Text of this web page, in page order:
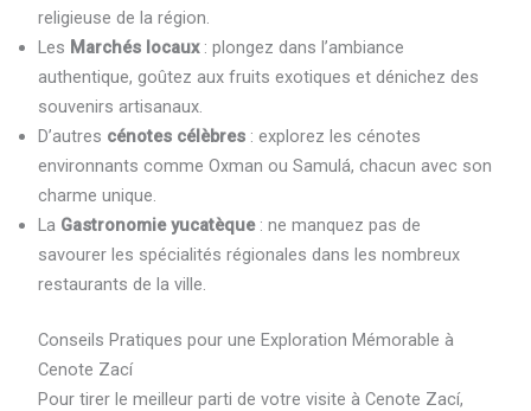
religieuse de la région.
Les Marchés locaux: plongez dans l’ambiance
authentique, goûtez aux fruits exotiques et dénichez des
souvenirs artisanaux.
D’autres cénotes célèbres: explorez les cénotes
environnants comme Oxman ou Samulá, chacun avec son
charme unique.
La Gastronomie yucatèque: ne manquez pas de
savourer les spécialités régionales dans les nombreux
restaurants de la ville.
Conseils Pratiques pour une Exploration Mémorable à
Cenote Zací
Pour tirer le meilleur parti de votre visite à Cenote Zací,